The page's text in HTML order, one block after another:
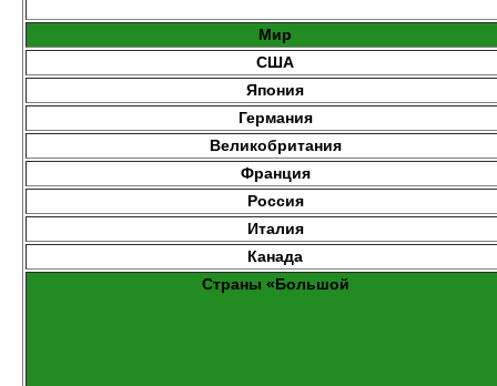
Мир
США
Япония
Германия
Великобритания
Франция
Россия
Италия
Канада
Страны «Большой